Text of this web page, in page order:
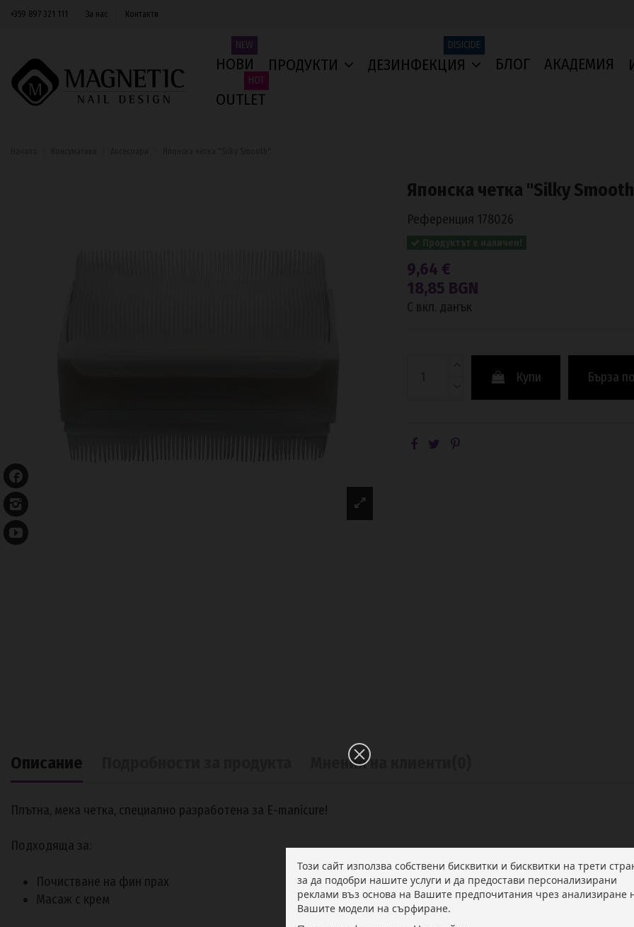
+359 897 321 111 За нас Контакти
НОВИ
NEW
ПРОДУКТИ ДЕЗИНФЕКЦИЯ
DISICIDE
БЛОГ АКАДЕМИЯ
OUTLET
HOT
Японска четка "Silky
Референция 178026
9,64 €
18,85 BGN
С вкл. данък
Купи Бърза
Описание Мнения на клиенти
Плътна, мека четка, специално разработена за E-manicure!
Подходяща за:
Почистване на фин прах
Масаж с крем
Този сайт използва собствени бисквитки и бисквитки на трети
за да подобри нашите услуги и да предостави персонализирани
реклами въз основа на Вашите предпочитания чрез анализиране
Вашите модели на сърфиране.